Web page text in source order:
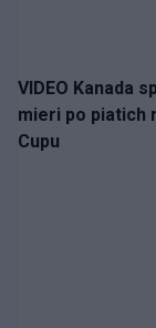
VIDEO Kanada
mieri po piatich
Cupu